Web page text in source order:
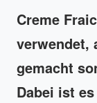
Creme
verwendet,
gemacht
Dabei ist